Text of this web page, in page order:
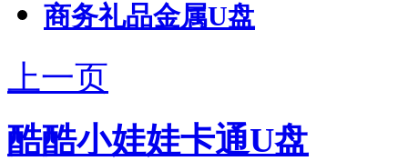
商务礼品金属U盘
上一页
酷酷小娃娃卡通U盘